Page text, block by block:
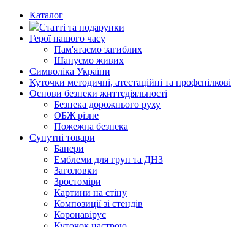
Каталог
Статті та подарунки
Герої нашого часу
Пам'ятаємо загиблих
Шануємо живих
Символіка України
Куточки методичні, атестаційні та профспілкові
Основи безпеки життєдіяльності
Безпека дорожнього руху
ОБЖ різне
Пожежна безпека
Супутні товари
Банери
Емблеми для груп та ДНЗ
Заголовки
Зростоміри
Картини на стіну
Композиції зі стендів
Коронавірус